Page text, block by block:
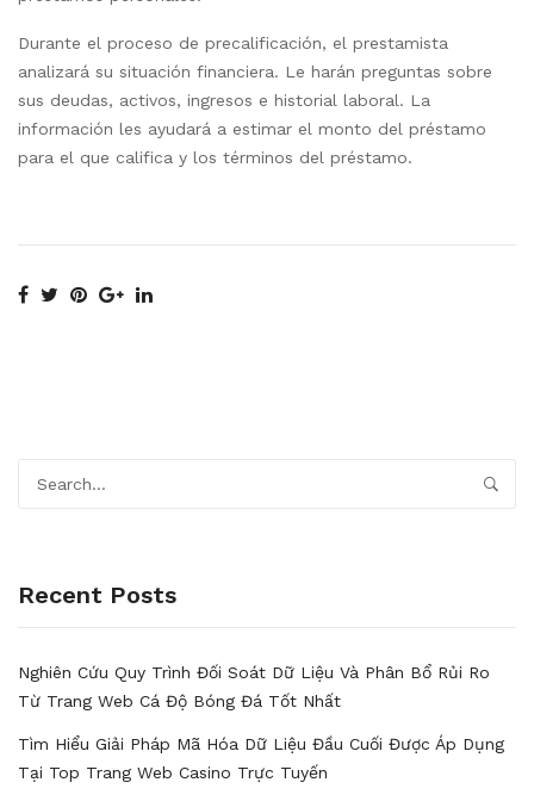
Durante el proceso de precalificación, el prestamista
analizará su situación financiera. Le harán preguntas sobre
sus deudas, activos, ingresos e historial laboral. La
información les ayudará a estimar el monto del préstamo
para el que califica y los términos del préstamo.
Recent Posts
Nghiên Cứu Quy Trình Đối Soát Dữ Liệu Và Phân Bổ Rủi Ro
Từ Trang Web Cá Độ Bóng Đá Tốt Nhất
Tìm Hiểu Giải Pháp Mã Hóa Dữ Liệu Đầu Cuối Được Áp Dụng
Tại Top Trang Web Casino Trực Tuyến